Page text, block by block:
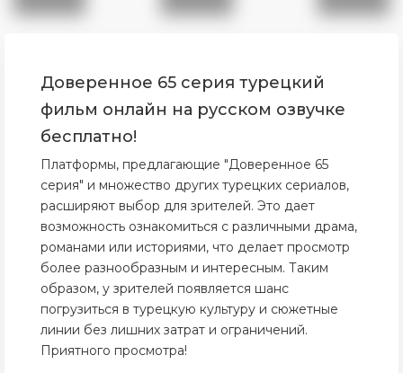
Доверенное 65 серия турецкий
фильм онлайн на русском озвучке
бесплатно!
Платформы, предлагающие "Доверенное 65
серия" и множество других турецких сериалов,
расширяют выбор для зрителей. Это дает
возможность ознакомиться с различными драма,
романами или историями, что делает просмотр
более разнообразным и интересным. Таким
образом, у зрителей появляется шанс
погрузиться в турецкую культуру и сюжетные
линии без лишних затрат и ограничений.
Приятного просмотра!